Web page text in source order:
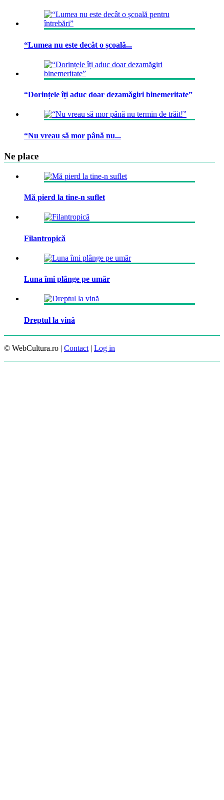
“Lumea nu este decât o școală...
“Dorințele îți aduc doar dezamăgiri binemeritate”
“Nu vreau să mor până nu...
Ne place
Mă pierd la tine-n suflet
Filantropică
Luna îmi plânge pe umăr
Dreptul la vină
© WebCultura.ro | Contact | Log in